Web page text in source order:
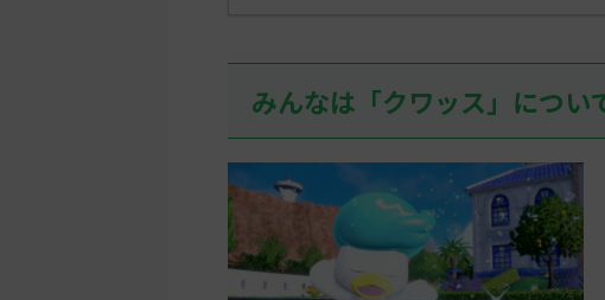
みんなは「クワッス」につい